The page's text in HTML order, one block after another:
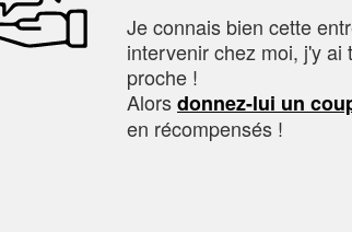
Je connais bien cette
intervenir chez moi, j'y ai
proche !
Alorsdonnez-lui un
en récompensés !